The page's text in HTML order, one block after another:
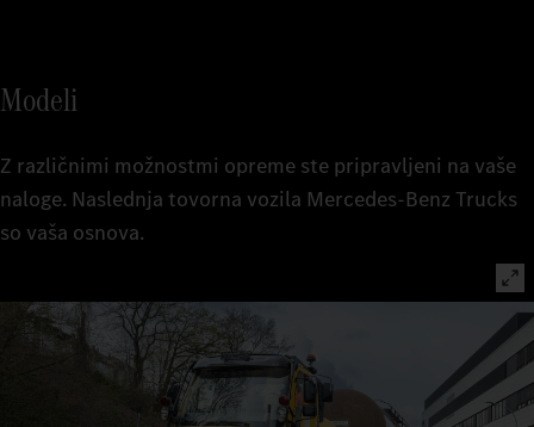
Modeli
Z različnimi možnostmi opreme ste pripravljeni na vaše
naloge. Naslednja tovorna vozila Mercedes-Benz Trucks
so vaša osnova.